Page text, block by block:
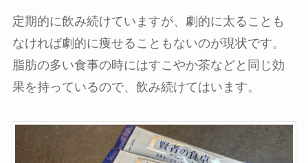
定期的に飲み続けていますが、劇的に太ることも
なければ劇的に痩せることもないのが現状です。
脂肪の多い食事の時にはすこやか茶などと同じ効
果を持っているので、飲み続けてはいます。